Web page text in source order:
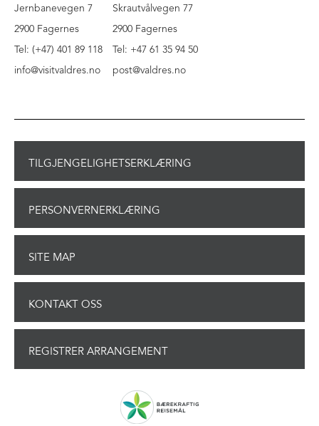
Jernbanevegen 7
2900 Fagernes
Tel: (+47) 401 89 118
info@visitvaldres.no
Skrautvålvegen 77
2900 Fagernes
Tel: +47 61 35 94 50
post@valdres.no
TILGJENGELIGHETSERKLÆRING
PERSONVERNERKLÆRING
SITE MAP
KONTAKT OSS
REGISTRER ARRANGEMENT